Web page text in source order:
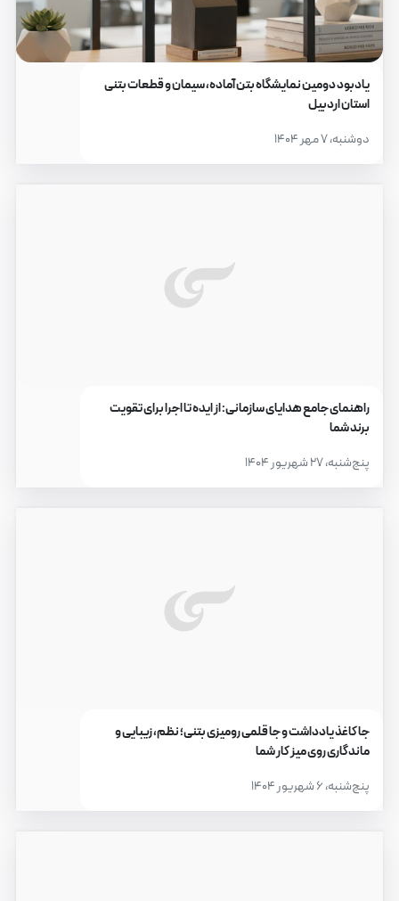
یادبود دومین نمایشگاه بتن آماده، سیمان و قطعات بتنی
استان اردبیل
دوشنبه، ۷ مهر ۱۴۰۴
راهنمای جامع هدایای سازمانی: از ایده تا اجرا برای تقویت
برند شما
پنج‌شنبه، ۲۷ شهریور ۱۴۰۴
جا کاغذ یادداشت و جا قلمی رومیزی بتنی؛ نظم، زیبایی و
ماندگاری روی میز کار شما
پنج‌شنبه، ۶ شهریور ۱۴۰۴